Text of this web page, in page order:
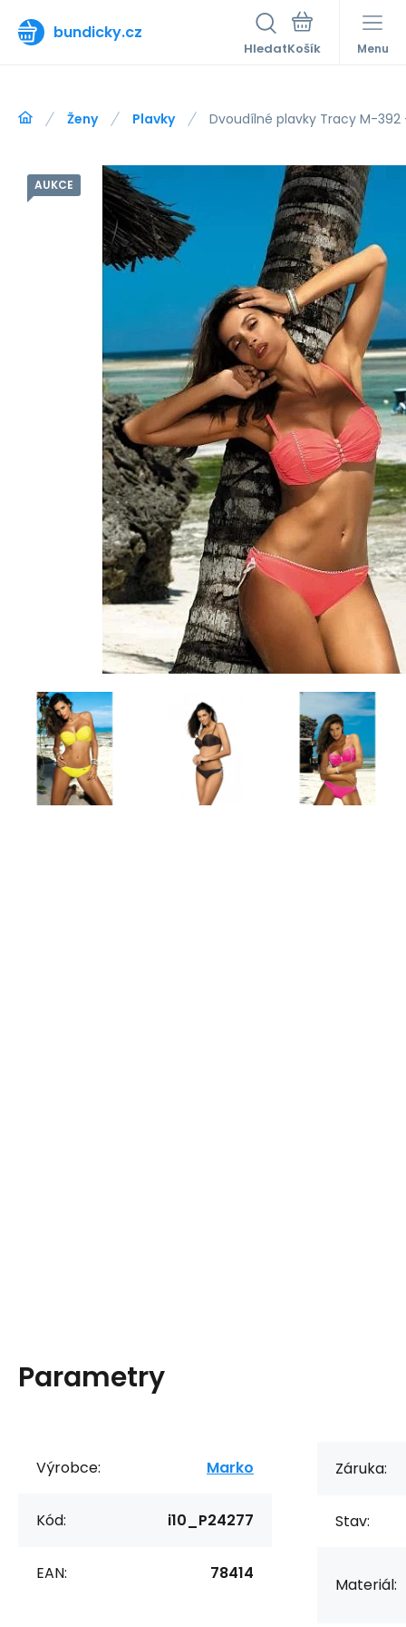
bundicky.cz
Hledat Menu
Ženy Plavky Dvoudílné plavky Tracy M-392
AUKCE
Parametry
Výrobce: Marko
Kód: i10_P24277
EAN: 78414
Záruka:
Stav:
Materiál: